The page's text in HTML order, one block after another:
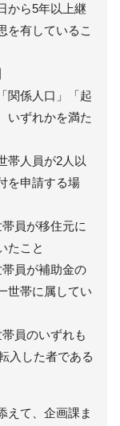
から5年以上継
を有しているこ
関係人口」「起
いずれかを満た
帯人員が2人以
を申請する場
員が移住元に
たこと
員が補助金の
世帯に属してい
員のいずれも
入した者である
えて、企画課ま